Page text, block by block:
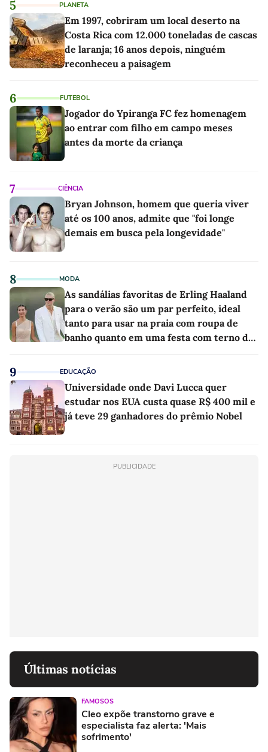
5 PLANETA
Em 1997, cobriram um local deserto na
Costa Rica com 12.000 toneladas de cascas
de laranja; 16 anos depois, ninguém
reconheceu a paisagem
6 FUTEBOL
Jogador do Ypiranga FC fez homenagem
ao entrar com filho em campo meses
antes da morte da criança
7 CIÊNCIA
Bryan Johnson, homem que queria viver
até os 100 anos, admite que "foi longe
demais em busca pela longevidade"
8 MODA
As sandálias favoritas de Erling Haaland
para o verão são um par perfeito, ideal
tanto para usar na praia com roupa de
banho quanto em uma festa com terno de
9 EDUCAÇÃO
Universidade onde Davi Lucca quer
estudar nos EUA custa quase R$ 400 mil e
já teve 29 ganhadores do prêmio Nobel
PUBLICIDADE
Últimas notícias
FAMOSOS
Cleo expõe transtorno grave e
especialista faz alerta: 'Mais
sofrimento'